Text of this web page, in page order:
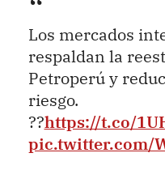
Los mercados
respaldan la
Petroperú y
riesgo.
??https://t.co/
pic.twitter.com/